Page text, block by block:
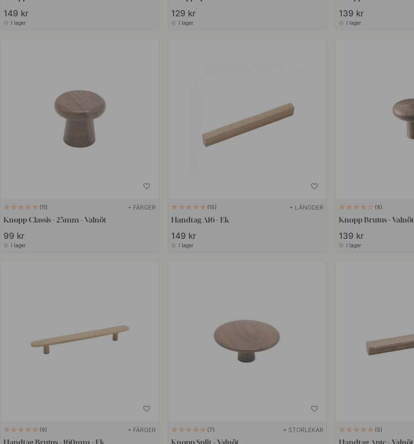
149 kr
I lager
129 kr
I lager
139 kr
I lager
11 + FÄRGER
Knopp Classis - 25mm - Valnöt
99 kr
I lager
15 + LÄNGDER
Handtag A16 - Ek
149 kr
I lager
8
Knopp Brutus - Valnöt
139 kr
I lager
9 + FÄRGER
Handtag Brutus - 160mm - Ek
7 + STORLEKAR
Knopp Split - Valnöt
5
Handtag Ante - Valnöt